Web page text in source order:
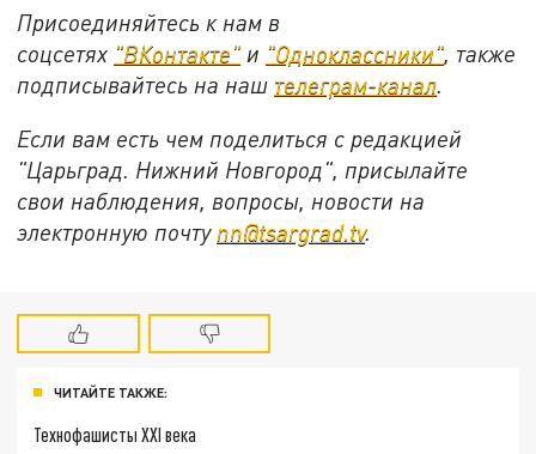
Присоединяйтесь к нам в
соцсетях "ВКонтакте" и "Одноклассники" , также
подписывайтесь на наш телеграм-канал
Если вам есть чем поделиться с редакцией
"Царьград. Нижний Новгород", присылайте
свои наблюдения, вопросы, новости на
электронную почту nn@tsargrad.tv.
ЧИТАЙТЕ ТАКЖЕ:
Технофашисты XXI века